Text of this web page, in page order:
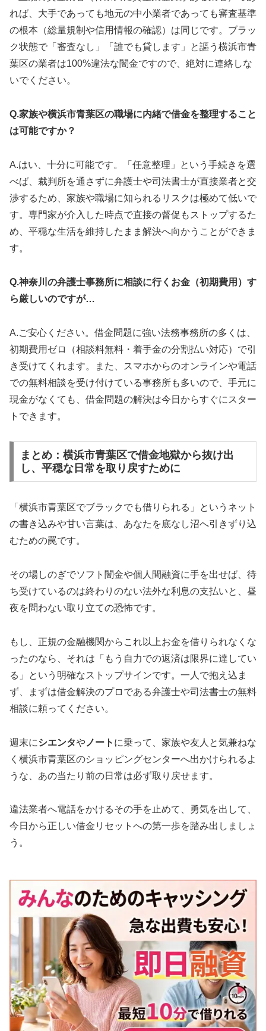
れば、大手であっても地元の中小業者であっても審査基準
の根本（総量規制や信用情報の確認）は同じです。ブラッ
ク状態で「審査なし」「誰でも貸します」と謳う横浜市青
葉区の業者は100%違法な闇金ですので、絶対に連絡しな
いでください。
Q.家族や横浜市青葉区の職場に内緒で借金を整理すること
は可能ですか？
A.はい、十分に可能です。「任意整理」という手続きを選
べば、裁判所を通さずに弁護士や司法書士が直接業者と交
渉するため、家族や職場に知られるリスクは極めて低いで
す。専門家が介入した時点で直接の督促もストップするた
め、平穏な生活を維持したまま解決へ向かうことができま
す。
Q.神奈川の弁護士事務所に相談に行くお金（初期費用）す
ら厳しいのですが…
A.ご安心ください。借金問題に強い法務事務所の多くは、
初期費用ゼロ（相談料無料・着手金の分割払い対応）で引
き受けてくれます。また、スマホからのオンラインや電話
での無料相談を受け付けている事務所も多いので、手元に
現金がなくても、借金問題の解決は今日からすぐにスター
トできます。
まとめ：横浜市青葉区で借金地獄から抜け出
し、平穏な日常を取り戻すために
「横浜市青葉区でブラックでも借りられる」というネット
の書き込みや甘い言葉は、あなたを底なし沼へ引きずり込
むための罠です。
その場しのぎでソフト闇金や個人間融資に手を出せば、待
ち受けているのは終わりのない法外な利息の支払いと、昼
夜を問わない取り立ての恐怖です。
もし、正規の金融機関からこれ以上お金を借りられなくな
ったのなら、それは「もう自力での返済は限界に達してい
る」という明確なストップサインです。一人で抱え込ま
ず、まずは借金解決のプロである弁護士や司法書士の無料
相談に頼ってください。
週末にシエンタや ノート に乗って、家族や友人と気兼ねな
く横浜市青葉区のショッピングセンターへ出かけられるよ
うな、あの当たり前の日常は必ず取り戻せます。
違法業者へ電話をかけるその手を止めて、勇気を出して、
今日から正しい借金リセットへの第一歩を踏み出しましょ
う。